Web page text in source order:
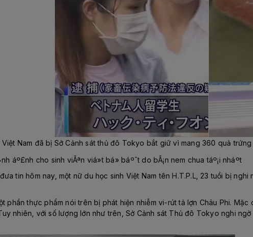
Nam đã bị Sở Cảnh sát thủ đô Tokyo bắt giữ vì mang 360 quả
tin hôm nay, một nữ du học sinh Việt Nam tên H.T.P.L, 23 tuổi bị
phần thực phẩm nói trên bị phát hiện nhiễm vi-rút tả lợn Châu Phi.
nhiên, với số lượng lớn như trên, Sở Cảnh sát Thủ đô Tokyo nghi